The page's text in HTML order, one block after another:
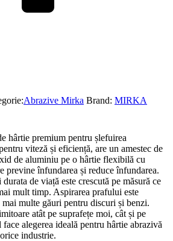
Abrazive Mirka Brand: MIRKA
hârtie premium pentru șlefuirea
viteză și eficiență, are un amestec de
de aluminiu pe o hârtie flexibilă cu
previne înfundarea și reduce înfundarea.
de viață este crescută pe măsură ce
mult timp. Aspirarea prafului este
multe găuri pentru discuri și benzi.
atât pe suprafețe moi, cât și pe
alegerea ideală pentru hârtie abrazivă
industrie.